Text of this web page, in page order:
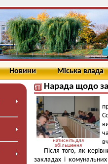
Новини Міська влада
Нарада щодо
натисніть для
збільшення
Після того, як
закладах і